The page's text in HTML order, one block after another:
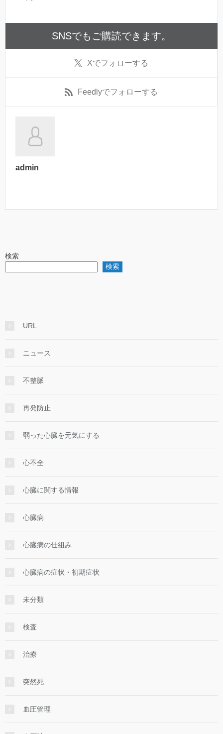
SNSでもご購読できます。
Xでフォローする
Feedlyでフォローする
admin
検索
検索
URL
ニュース
不整脈
再発防止
弱った心臓を元気にする
心不全
心臓に関する情報
心臓病
心臓病の仕組み
心臓病の症状・初期症状
未分類
検査
治療
突然死
血圧管理